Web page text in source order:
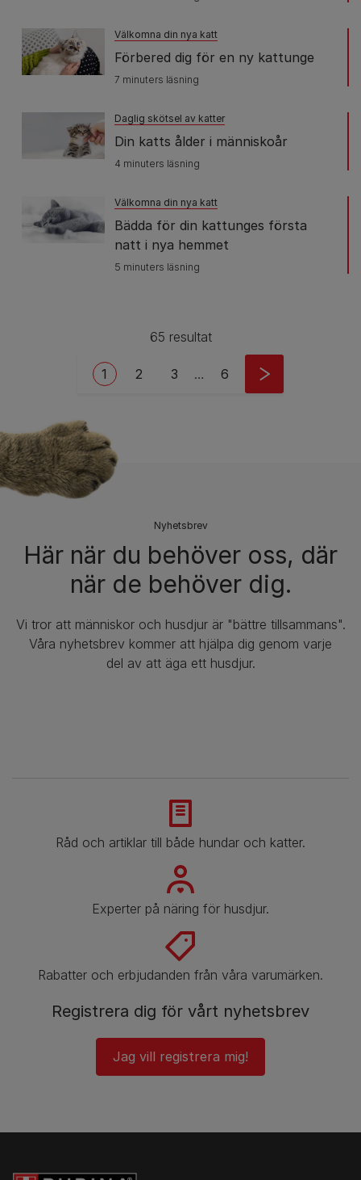
Välkomna din nya katt
Förbered dig för en ny kattunge
7 minuters läsning
Daglig skötsel av katter
Din katts ålder i människoår
4 minuters läsning
Välkomna din nya katt
Bädda för din kattunges första
natt i nya hemmet
5 minuters läsning
65 resultat
Current page
1 Sida
2 Sida
3 … Last page
6
Nyhetsbrev​
Här när du behöver oss, där
när de behöver dig.
Vi tror att människor och husdjur är "bättre tillsammans".
Våra nyhetsbrev kommer att hjälpa dig genom varje
del av att äga ett husdjur.
Råd och artiklar till både hundar och katter.
Experter på näring för husdjur.
Rabatter och erbjudanden från våra varumärken.
Registrera dig för vårt nyhetsbrev
Jag vill registrera mig!